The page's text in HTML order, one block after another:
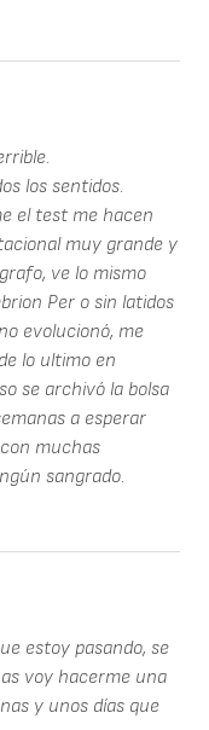
los sentidos.
el test me hacen
muy grande y
ve lo mismo
Per o sin latidos
evolucionó, me
lo ultimo en
se archivó la bolsa
a esperar
muchas
sangrado.
estoy pasando, se
voy hacerme una
y unos días que